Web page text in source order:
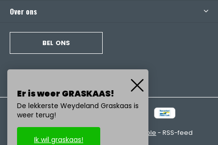
Over ons
BEL ONS
emarkable - RSS-feed
Er is weer GRASKAAS!
De lekkerste Weydeland Graskaas is
weer terug!
Ik wil graskaas!